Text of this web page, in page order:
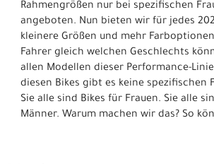
Rahmengrößen nur bei spezifischen
angeboten. Nun bieten wir für jedes
kleinere Größen und mehr
Fahrer gleich welchen Geschlechts
allen Modellen dieser Performance-
diesen Bikes gibt es keine spezifischen
Sie alle sind Bikes für Frauen. Sie alle
Männer. Warum machen wir das? So